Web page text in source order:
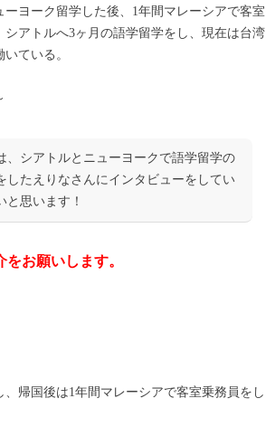
ヨーク留学した後、1年間マレーシアで客室
アトルへ3ヶ月の語学留学をし、現在は台湾
ている。
、シアトルとニューヨークで語学留学の
したえりなさんにインタビューをしてい
と思います！
お願いします。
帰国後は1年間マレーシアで客室乗務員をし